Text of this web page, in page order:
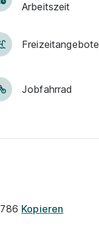
Arbeitszeit
Frei­zeit­an­ge­bo­te
Jobfahrrad
Kopieren